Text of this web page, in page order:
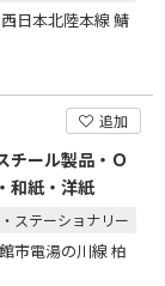
日本北陸本線 鯖
追加
チール製品・Ｏ
和紙・洋紙
ステーショナリー
市電湯の川線 柏